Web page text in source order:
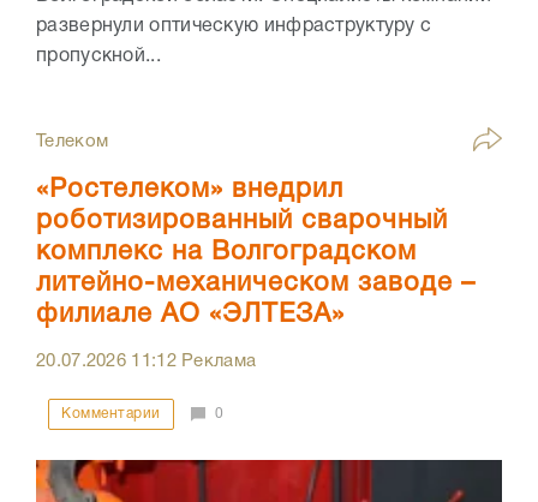
развернули оптическую инфраструктуру с
пропускной...
Телеком
«Ростелеком» внедрил
роботизированный сварочный
комплекс на Волгоградском
литейно-механическом заводе –
филиале АО «ЭЛТЕЗА»
20.07.2026 11:12Реклама
Комментарии 0